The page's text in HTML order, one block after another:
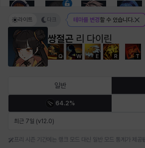
레온 루크 르노어
바바라 버니스 블레어
쌍절곤 리 다이린
Q W E R T
라이트 다크 테마를 변경할 수 있습니다.
일반
64.2%
최근 7일 (v12.0)
프리 시즌 기간에는 랭크 모드 대신 일반 모드 통계가 제공